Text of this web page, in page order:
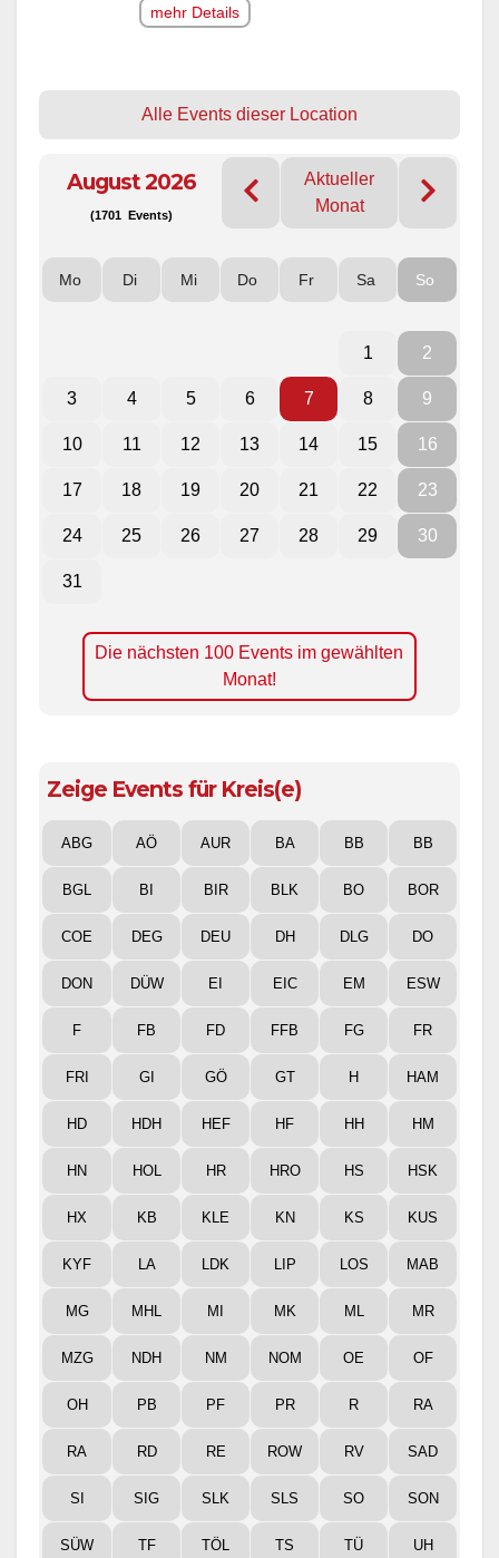
mehr Details
Alle Events dieser Location
August 2026
(1701 Events)
Aktueller
Monat
Mo Di Mi Do Fr Sa So
1 2
3 4 5 6 7 8 9
10 11 12 13 14 15 16
17 18 19 20 21 22 23
24 25 26 27 28 29 30
31
Die nächsten 100 Events im gewählten
Monat!
Zeige Events für Kreis(e)
ABG AÖ AUR BA BB BB
BGL BI BIR BLK BO BOR
COE DEG DEU DH DLG DO
DON DÜW EI EIC EM ESW
F FB FD FFB FG FR
FRI GI GÖ GT H HAM
HD HDH HEF HF HH HM
HN HOL HR HRO HS HSK
HX KB KLE KN KS KUS
KYF LA LDK LIP LOS MAB
MG MHL MI MK ML MR
MZG NDH NM NOM OE OF
OH PB PF PR R RA
RA RD RE ROW RV SAD
SI SIG SLK SLS SO SON
SÜW TF TÖL TS TÜ UH